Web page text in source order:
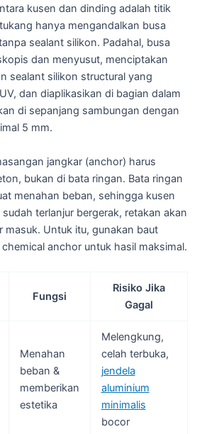
kusen dan dinding adalah titik
hanya mengandalkan busa
sealant silikon. Padahal, busa
dan menyusut, menciptakan
sealant silikon structural yang
dan diaplikasikan di bagian dalam
di sepanjang sambungan dengan
5 mm.
jangkar (anchor) harus
bukan di bata ringan. Bata ringan
menahan beban, sehingga kusen
terlanjur bergerak, retakan akan
masuk. Untuk itu, gunakan baut
anchor untuk hasil maksimal.
Fungsi
Risiko Jika
Gagal
Menahan
beban &
memberikan
estetika
Melengkung,
celah terbuka,
jendela
aluminium
minimalis
bocor